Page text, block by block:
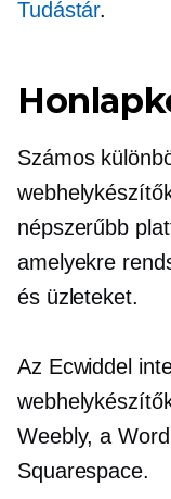
Tudástár.
Számos
népszerűbb
amelyekre
és üzleteket.
Az Ecwiddel
Weebly, a
Squarespace.